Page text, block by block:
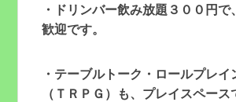
・ドリンバー飲み放題３００円で
歓迎です。
・テーブルトーク・ロールプレイ
（ＴＲＰＧ）も、プレイスペー